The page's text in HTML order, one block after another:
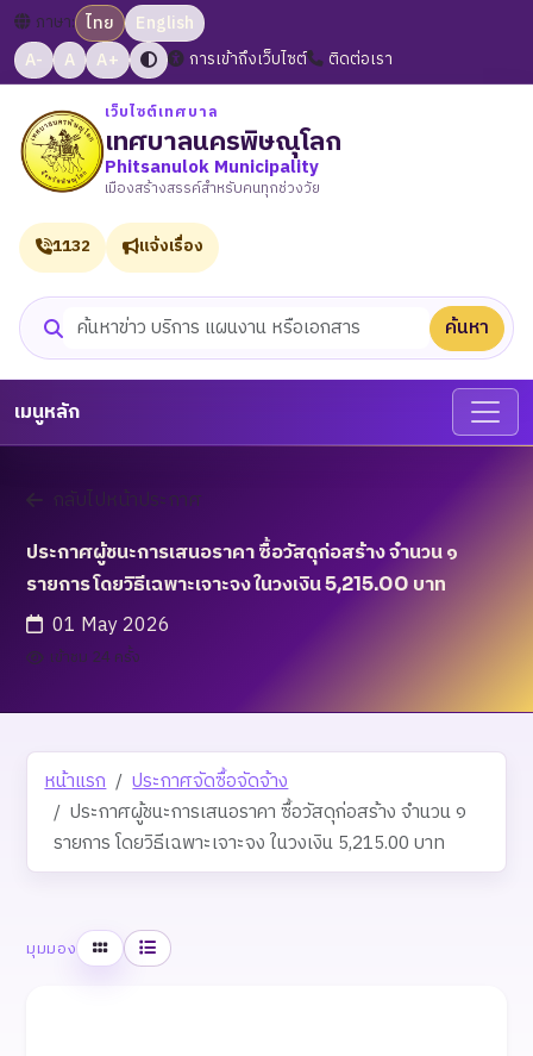
ภาษา: ไทย
English
A-
A A+ การเข้าถึงเว็บไซต์ ติดต่อเรา
เว็บไซต์เทศบาล
เทศบาลนครพิษณุโลก
Phitsanulok Municipality
เมืองสร้างสรรค์สำหรับคนทุกช่วงวัย
ค้นหาเว็บไซต์ ค้นหา
1132 แจ้งเรื่อง
เมนูหลัก
กลับไปหน้าประกาศ
ประกาศผู้ชนะการเสนอราคา ซื้อวัสดุก่อสร้าง จำนวน ๑
รายการ โดยวิธีเฉพาะเจาะจง ในวงเงิน 5,215.00 บาท
01 May 2026
เข้าชม 24 ครั้ง
หน้าแรก
ประกาศจัดซื้อจัดจ้าง
ประกาศผู้ชนะการเสนอราคา ซื้อวัสดุก่อสร้าง จำนวน ๑
รายการ โดยวิธีเฉพาะเจาะจง ในวงเงิน 5,215.00 บาท
มุมมอง ตารางรายการ